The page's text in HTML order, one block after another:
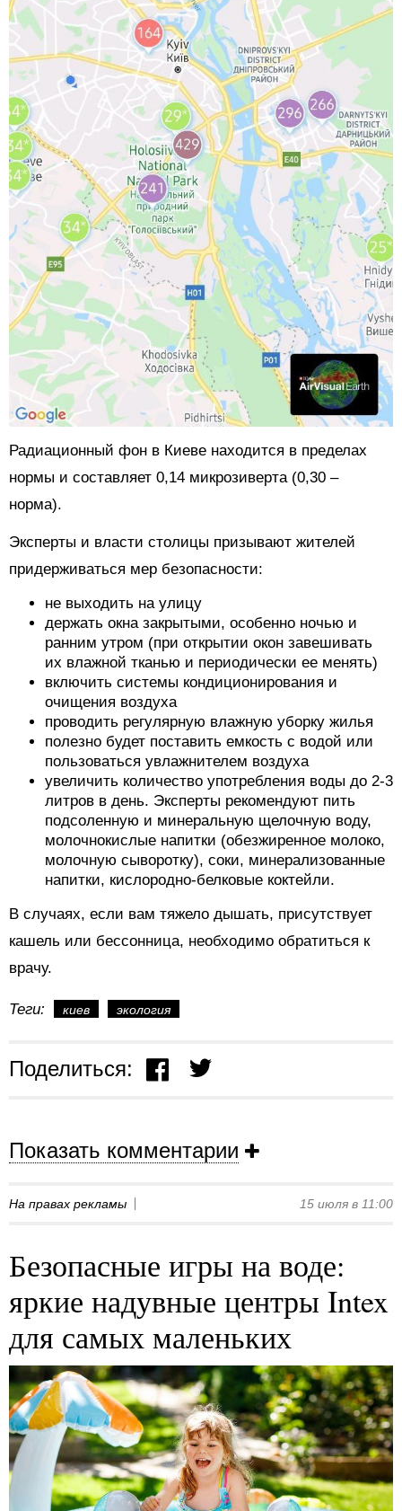
Радиационный фон в Киеве находится в пределах
нормы и составляет 0,14 микрозиверта (0,30 –
норма).
Эксперты и власти столицы призывают жителей
придерживаться мер безопасности:
не выходить на улицу
держать окна закрытыми, особенно ночью и
ранним утром (при открытии окон завешивать
их влажной тканью и периодически ее менять)
включить системы кондиционирования и
очищения воздуха
проводить регулярную влажную уборку жилья
полезно будет поставить емкость с водой или
пользоваться увлажнителем воздуха
увеличить количество употребления воды до 2-3
литров в день. Эксперты рекомендуют пить
подсоленную и минеральную щелочную воду,
молочнокислые напитки (обезжиренное молоко,
молочную сыворотку), соки, минерализованные
напитки, кислородно-белковые коктейли.
В случаях, если вам тяжело дышать, присутствует
кашель или бессонница, необходимо обратиться к
врачу.
Теги: киев экология
Поделиться:
Показать комментарии
На правах рекламы 15 июля в 11:00
Безопасные игры на воде:
яркие надувные центры Intex
для самых маленьких